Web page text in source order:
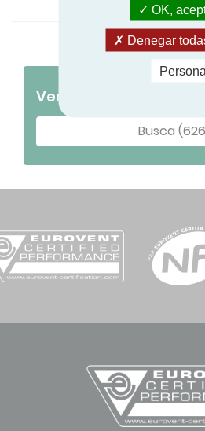
Ver productos
Busca
OK,
Denegar